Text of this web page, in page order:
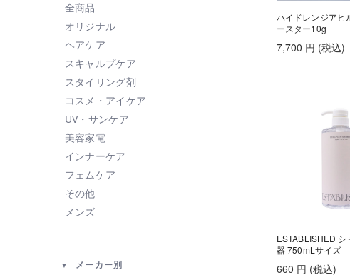
全商品
オリジナル
ヘアケア
スキャルプケア
スタイリング剤
コスメ・アイケア
UV・サンケア
美容家電
インナーケア
フェムケア
その他
メンズ
メーカー別
ハイドレンジアヒ
ースター10g
7,700 円 (税込)
ESTABLISHED
器 750mLサイズ
660 円 (税込)